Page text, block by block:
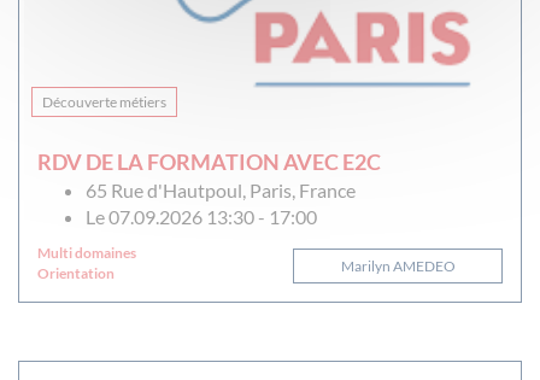
Découverte métiers
RDV DE LA FORMATION AVEC E2C
65 Rue d'Hautpoul, Paris, France
Le 07.09.2026 13:30 - 17:00
Multi domaines
Orientation
Marilyn AMEDEO